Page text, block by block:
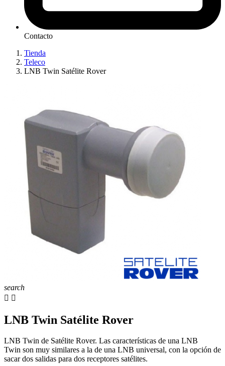
Contacto
Tienda
Teleco
LNB Twin Satélite Rover
search
 
LNB Twin Satélite Rover
LNB Twin de Satélite Rover. Las características de una LNB
Twin son muy similares a la de una LNB universal, con la opción de
sacar dos salidas para dos receptores satélites.